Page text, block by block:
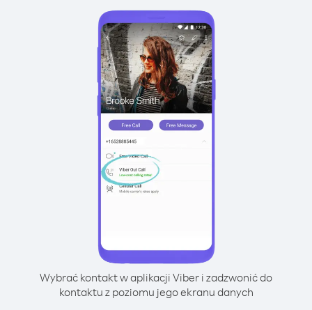
Wybrać kontakt w aplikacji Viber i zadzwonić do
kontaktu z poziomu jego ekranu danych